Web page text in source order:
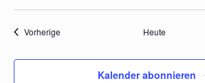
VorherigeVeranstaltungen Heute
Kalender abonnieren